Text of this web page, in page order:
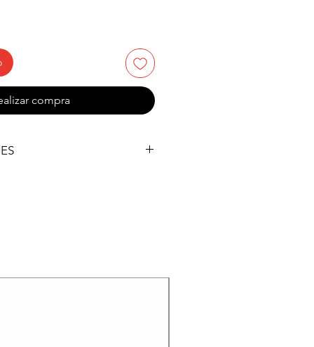
compra
D3O High Impact Zone
para los dedos y el talón.
reforzada prohíbe la